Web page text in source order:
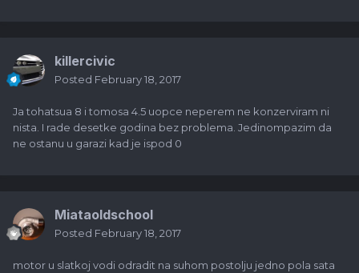
killercivic
Posted February 18, 2017
Ja tohatsua 8 i tomosa 4.5 uopce neperem ne konzerviram ni
nista. I rade desetke godina bez problema. Jedinompazim da
ne ostanu u garazi kad je ispod 0
Miataoldschool
Posted February 18, 2017
motor u slatkoj vodi odradit na suhom postolju jedno pola sata